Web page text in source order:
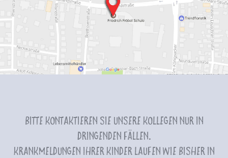
Bitte kontaktieren Sie unsere Kollegen nur in
dringenden Fällen.
Krankmeldungen Ihrer Kinder laufen wie bisher in